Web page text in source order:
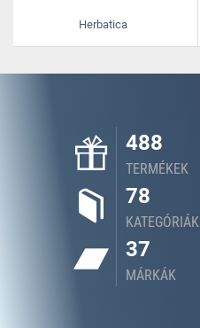
Herbatica
488
TERMÉKEK
78
KATEGÓRIÁK
37
MÁRKÁK